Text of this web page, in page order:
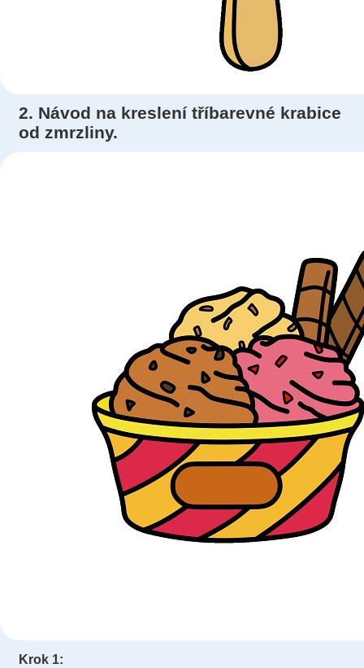
2. Návod na kreslení tříbarevné krabice
od zmrzliny.
Krok 1: